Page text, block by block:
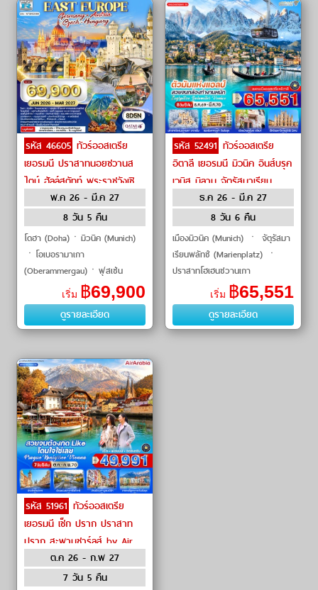
รหัส 46605 ทัวร์ออสเตรีย
เยอรมนี ปราสาทนอยชวานส
ไตน์ ฮัลล์สตัทท์ พระราชวังเชิ
นบรุนน์ by Qantas Airways
พ.ค 26 - มี.ค 27
8 วัน 5 คืน
โดฮา (Doha)ㆍมิวนิค (Munich)
ㆍโอเบอรามาเกา
(Oberammergau)ㆍฟุสเซ่น
(Fussen)ㆍปราสาทนอยชวานสไตน์
(Neuschwanstein Castle)ㆍโรเซน
ไฮม์ (Rosenheim)ㆍฮัลล์สตัทท์
(Hal
เริ่ม ฿69,900
ดูรายละเอียด
รหัส 52491 ทัวร์ออสเตรีย
อิตาลี เยอรมนี มิวนิค อินส์บรุค
เวนิส มิลาน จัตุรัสมาเรียน
พลัทซ์ ปราสาทโฮเฮนชวานเกา
ซุกสปิตเซ่ by Oman Air
ธ.ค 26 - มี.ค 27
8 วัน 6 คืน
เมืองมิวนิค (Munich) ㆍ จัตุรัสมา
เรียนพลัทซ์ (Marienplatz) ㆍ
ปราสาทโฮเฮนชวานเกา
(Hohenschwangau Castle) ㆍ
ยอดเขาซุกสปิตเซ่ (Zugspitze) ㆍ
เมืองอิน�
เริ่ม ฿65,551
ดูรายละเอียด
รหัส 51961 ทัวร์ออสเตรีย
เยอรมนี เช็ก ปราก ปราสาท
ปราก สะพานชาร์ลส์ by Air
Arabiaต.ค 26 - ก.พ 27
7 วัน 5 คืน